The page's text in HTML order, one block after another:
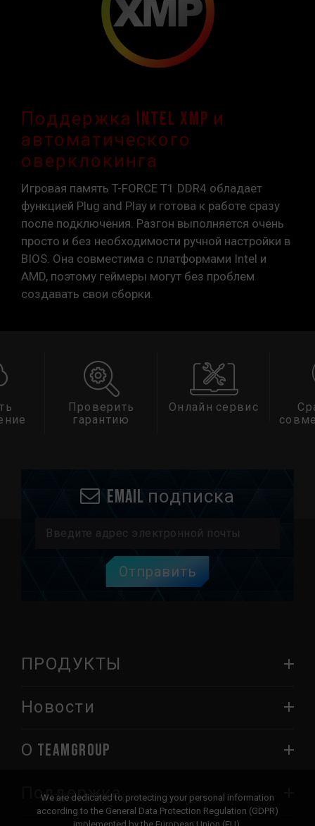
Поддержка Intel XMP и
автоматического
оверклокинга
Игровая память T-FORCE T1 DDR4 обладает
функцией Plug and Play и готова к работе сразу
после подключения. Разгон выполняется очень
просто и без необходимости ручной настройки в
BIOS. Она совместима с платформами Intel и
AMD, поэтому геймеры могут без проблем
создавать свои сборки.
Проверить
гарантию
Онлайн сервис
Email подписка
Отправить
ПРОДУКТЫ
Новости
О TEAMGROUP
Поддержка
We are dedicated to protecting your personal information
according to the General Data Protection Regulation (GDPR)